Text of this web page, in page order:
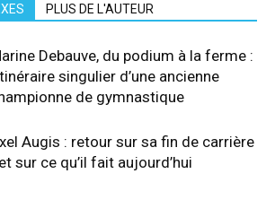
PLUS DE L'AUTEUR
Debauve, du podium à la ferme :
singulier d’une ancienne
de gymnastique
Augis : retour sur sa fin de carrière
sur ce qu’il fait aujourd’hui